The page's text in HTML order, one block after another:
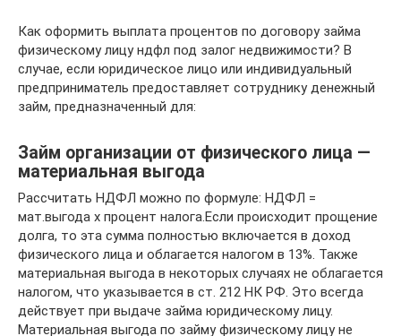
Как оформить выплата процентов по договору займа
физическому лицу ндфл под залог недвижимости? В
случае, если юридическое лицо или индивидуальный
предприниматель предоставляет сотруднику денежный
займ, предназначенный для:
Займ организации от физического лица —
материальная выгода
Рассчитать НДФЛ можно по формуле: НДФЛ =
мат.выгода х процент налога.Если происходит прощение
долга, то эта сумма полностью включается в доход
физического лица и облагается налогом в 13%. Также
материальная выгода в некоторых случаях не облагается
налогом, что указывается в ст. 212 НК РФ. Это всегда
действует при выдаче займа юридическому лицу.
Материальная выгода по займу физическому лицу не